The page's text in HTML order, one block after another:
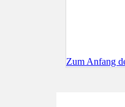
Zum Anfang